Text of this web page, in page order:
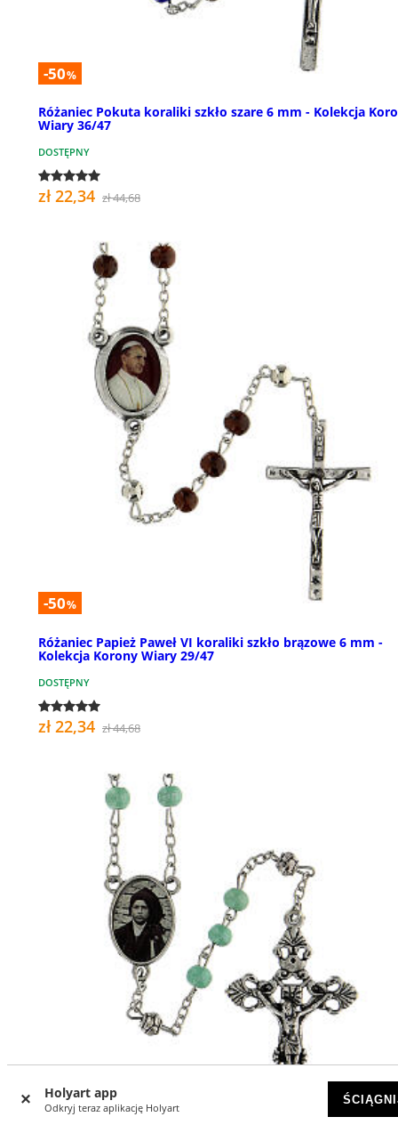
Holyart app
Odkryj teraz aplikację Holyart
-50%
Różaniec Pokuta koraliki szkło szare 6 mm - Kolekcja
Wiary 36/47
DOSTĘPNY
zł 22,34 zł 44,68
-50%
Różaniec Papież Paweł VI koraliki szkło brązowe 6 mm -
Kolekcja Korony Wiary 29/47
DOSTĘPNY
zł 22,34 zł 44,68